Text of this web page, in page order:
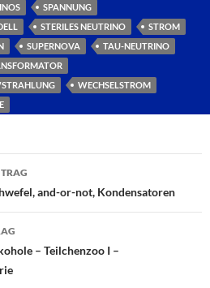
SPANNUNG
STERILES NEUTRINO
STROM
SUPERNOVA
TAU-NEUTRINO
WECHSELSTROM
and-or-not, Kondensatoren
– Teilchenzoo I –